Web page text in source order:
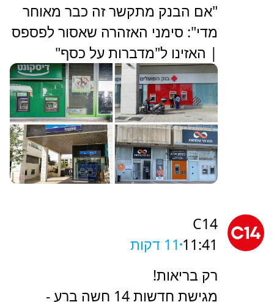
‏"אם הבנק מתקשר זה כבר מאוחר
מדי": סימני האזהרה שאסור לפספס
| האזינו ל"מדברות על כסף"
C14
11:41 11 דקות
רק בריאות!
מגישת חדשות 14 חשה ברע -